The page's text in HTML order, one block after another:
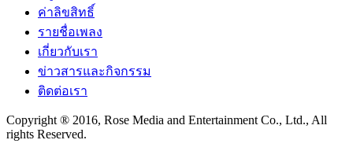
ค่าลิขสิทธิ์
รายชื่อเพลง
เกี่ยวกับเรา
ข่าวสารและกิจกรรม
ติดต่อเรา
Copyright ® 2016, Rose Media and Entertainment Co., Ltd., All
rights Reserved.